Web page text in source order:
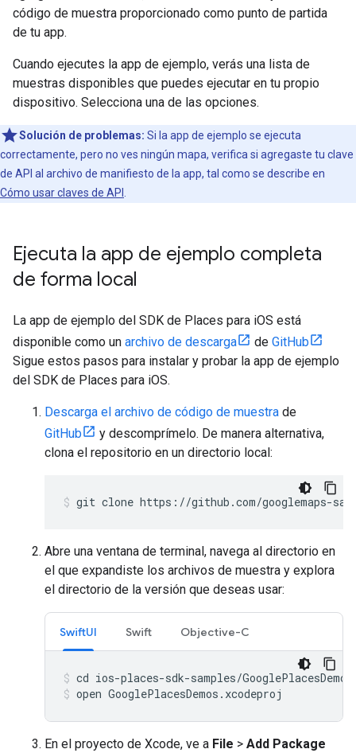
código de muestra proporcionado como punto de partida
de tu app.
Cuando ejecutes la app de ejemplo, verás una lista de
muestras disponibles que puedes ejecutar en tu propio
dispositivo. Selecciona una de las opciones.
Solución de problemas: Si la app de ejemplo se ejecuta
correctamente, pero no ves ningún mapa, verifica si agregaste tu clave
de API al archivo de manifiesto de la app, tal como se describe en
Cómo usar claves de API
Ejecuta la app de ejemplo completa
de forma local
La app de ejemplo del SDK de Places para iOS está
disponible como un archivo de descarga de GitHub
Sigue estos pasos para instalar y probar la app de ejemplo
del SDK de Places para iOS.
Descarga el archivo de código de muestra de
GitHub
y descomprímelo. De manera alternativa,
clona el repositorio en un directorio local:
git clone https://github.com/googlemaps-
Abre una ventana de terminal, navega al directorio en
el que expandiste los archivos de muestra y explora
el directorio de la versión que deseas usar:
SwiftUI Swift Objective-C
open GooglePlacesDemos.xcodeproj
En el proyecto de Xcode, ve a File > Add Package